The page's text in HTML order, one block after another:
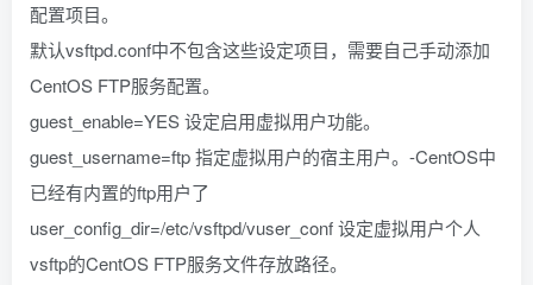
配置项目。
默认vsftpd.conf中不包含这些设定项目，需要自己手动添加
CentOS FTP服务配置。
guest_enable=YES 设定启用虚拟用户功能。
guest_username=ftp 指定虚拟用户的宿主用户。-CentOS中
已经有内置的ftp用户了
user_config_dir=/etc/vsftpd/vuser_conf 设定虚拟用户个人
vsftp的CentOS FTP服务文件存放路径。